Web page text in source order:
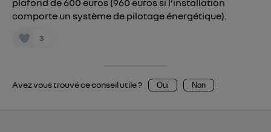
plafond de 600 euros (960 euros si l’installation
comporte un système de pilotage énergétique).
3
Avez vous trouvé ce conseil utile ? Oui Non
consentement surle portail d’Utiq("